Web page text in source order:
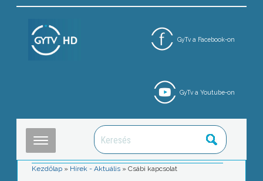
GyTv a Facebook-on
GyTv a Youtube-on
Kezdőlap » Hírek - Aktuális »Csábi kapcsolat